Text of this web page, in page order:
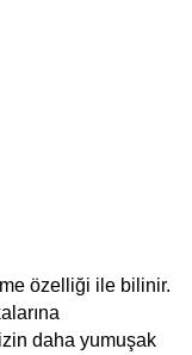
özelliği ile bilinir.
daha yumuşak